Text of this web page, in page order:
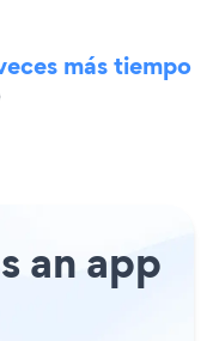
más tiempo
an app